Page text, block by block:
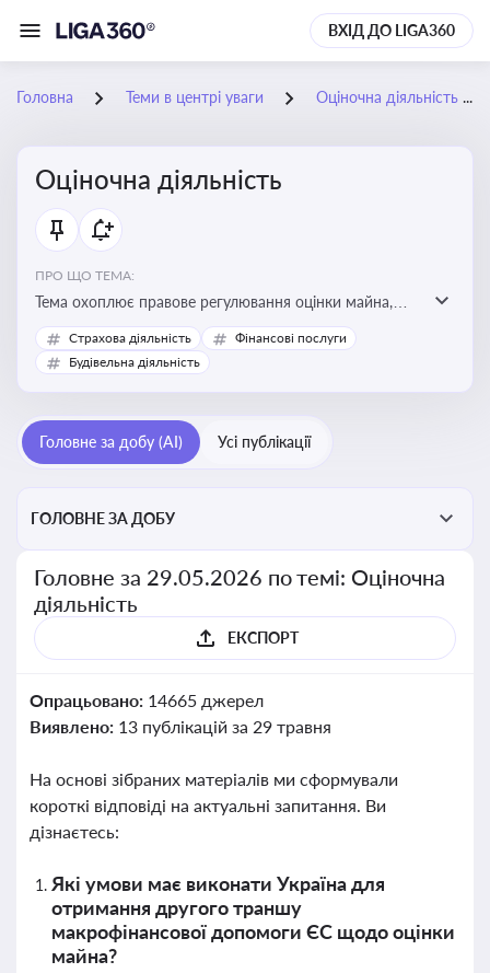
ВХІД ДО LIGA360
Головна Теми в центрі уваги Оціночна діяльність
Оціночна діяльність
ПРО ЩО ТЕМА:
Тема охоплює правове регулювання оцінки майна,
майнових прав і професійної діяльності оцінювачів,
включно з кваліфікаційними вимогами, звітністю та
корисне для власника бізнесу, керівника, юриста або
бухгалтера під час оподаткування, приватизації,
перевірки статусу суб'єктів оціночної діяльності
Страхова діяльність
Фінансові послуги
Будівельна діяльність
Головне за добу (AI) Усі публікації
ГОЛОВНЕ ЗА ДОБУ
Головне за 29.05.2026 по темі: Оціночна
діяльність
ЕКСПОРТ
Опрацьовано: 14665 джерел
Виявлено: 13 публікацій за 29 травня
На основі зібраних матеріалів ми сформували
короткі відповіді на актуальні запитання. Ви
дізнаєтесь:
Які умови має виконати Україна для
отримання другого траншу
макрофінансової допомоги ЄС щодо оцінки
майна?